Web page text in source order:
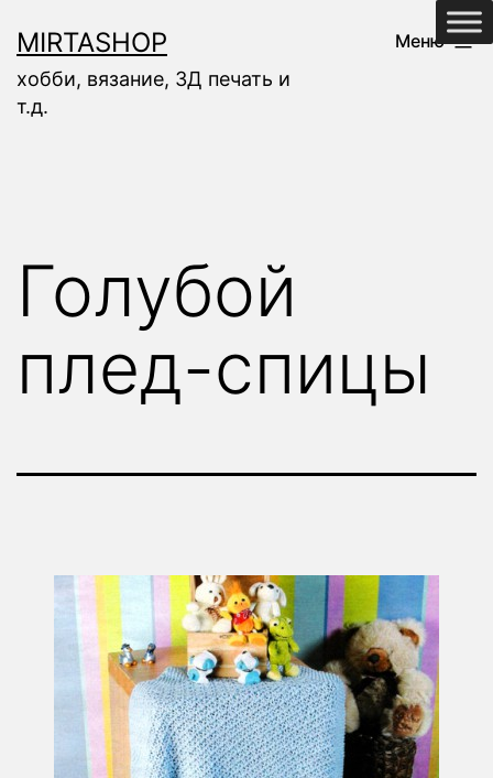
содержимому
MIRTASHOP
хобби, вязание, 3Д печать и
т.д.
Меню
Голубой
плед-спицы